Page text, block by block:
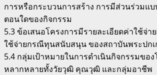
การหรือกระบวนการสร้าง การมีส่วนร่วมแ
ตอนใดของกิจกรรม
5.3 ข้อเสนอโครงการมีรายละเอียดค่าใช้จ่
ใช้จ่ายกรณีทุนสนับสนุน ของสถาบันพระปกเ
5.4 กลุ่มเป้าหมายในการดำเนินกิจกรรมขอ
หลากหลายทั้งวัยวุฒิ คุณวุฒิ และกลุ่มอาชีพ